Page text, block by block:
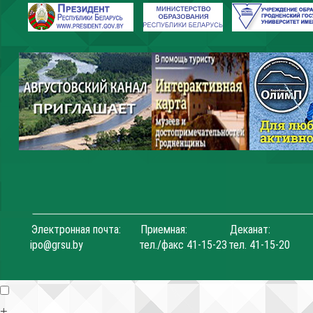
Электронная почта:
ipo@grsu.by
Приемная:
тел./факс 41-15-23
Деканат:
тел. 41-15-20